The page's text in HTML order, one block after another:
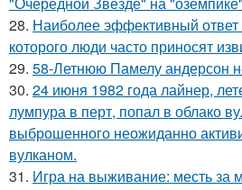
28. Наиболее эффективный ответ
которого люди часто приносят
29. 58-Летнюю Памелу андерсон
30. 24 июня 1982 года лайнер,
лумпура в перт, попал в облако
выброшенного неожиданно
вулканом.
31. Игра на выживание: месть за